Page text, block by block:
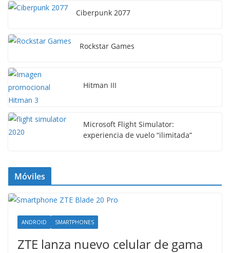
Ciberpunk 2077
Rockstar Games
Hitman III
Microsoft Flight Simulator:
experiencia de vuelo “ilimitada”
Móviles
ANDROID SMARTPHONES
ZTE lanza nuevo celular de gama